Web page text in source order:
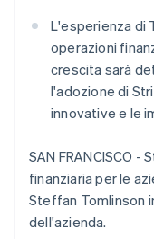
Altro
Product
Scopri cosa ti
Radar
Atlas
Costituzione di
Climate
Rimozione del
L'esperienza di
operazioni
crescita sarà
l'adozione di
innovative e le
SAN FRANCISCO
finanziaria per le
Steffan Tomlinson
dell'azienda.
EnglishFrançais
Cina
简体中文English
Cipro
English
Croazia
Danimarca
English
Emirati Arabi Uniti
English
Estonia